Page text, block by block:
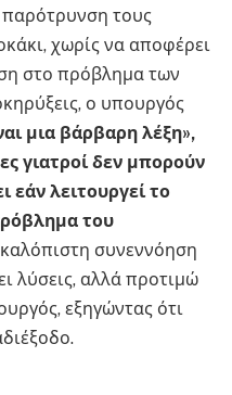
τους
χωρίς να αποφέρει
στο πρόβλημα των
ο υπουργός
μια βάρβαρη λέξη»,
γιατροί δεν μπορούν
εάν λειτουργεί το
του
συνεννόηση
λύσεις, αλλά προτιμώ
εξηγώντας ότι